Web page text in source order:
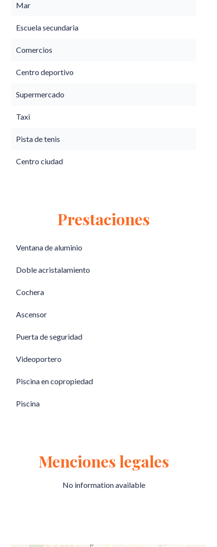
Mar
Escuela secundaria
Comercios
Centro deportivo
Supermercado
Taxi
Pista de tenis
Centro ciudad
Prestaciones
Ventana de aluminio
Doble acristalamiento
Cochera
Ascensor
Puerta de seguridad
Videoportero
Piscina en copropiedad
Piscina
Menciones legales
No information available